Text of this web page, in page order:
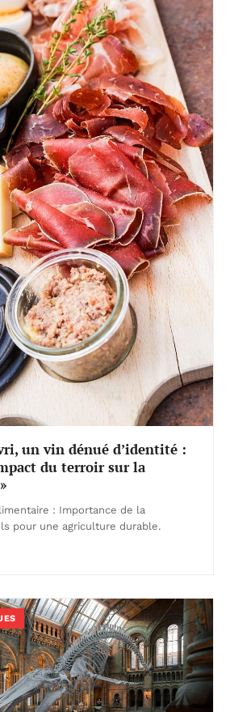
un vin dénué d’identité :
du terroir sur la
: Importance de la
pour une agriculture durable.